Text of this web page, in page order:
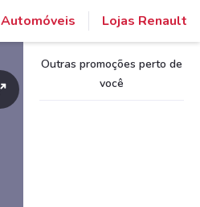
Automóveis Lojas Renault
Outras promoções perto de
você